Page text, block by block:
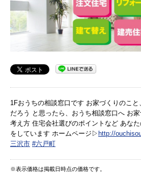
1Fおうちの相談窓口です お家づくりのこ
だろう と思ったら、おうち相談窓口へ お
考え方 住宅会社選びのポイントなど あな
をしています ホームページ▷ http://
三沢市 #六戸町
※表示価格は掲載日時点の価格です。